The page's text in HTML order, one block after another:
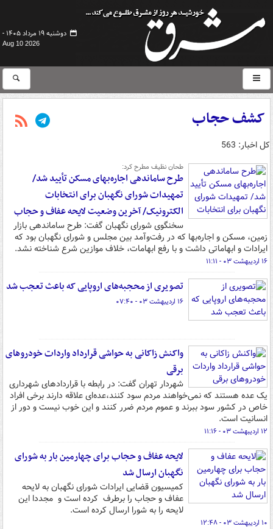
دوشنبه ۱۹ مرداد ۱۴۰۵ -
Aug 10 2026
کشف حجاب
کل اخبار: 563
طحان نظیف مطرح کرد:
طرح ساماندهی اجاره‌بهای مسکن تأیید شد/
تمهیدات شورای نگهبان برای انتخابات
الکترونیک/ آخرین وضعیت لایحه عفاف و حجاب
سخنگوی شورای نگهبان گفت: طرح ساماندهی بازار
زمین، مسکن و اجاره‌بها که در رفت‌وآمد بین مجلس و شورای نگهبان بود که
ایرادات و ابهاماتی داشت و با رفع ابهامات، خلاف موازین شرع شناخته نشد.
۱۶ اردیبهشت ۰۳ - ۱۱:۱۱
تصویری از محجبه‌های اروپایی که باعث تعجب شد
۱۶ اردیبهشت ۰۳ - ۰۷:۴۰
واکنش زاکانی به حواشی قرارداد واردات خودروهای
برقی
شهردار تهران گفت: در رابطه با قراردادهای شهرداری
یک عده هستند که نمی‌خواهند مردم سود کنند،عده‌ای علاقه دارند برخی افراد
خاص در کشور سود ببرند و عموم مردم ضرر کنند و این خوب نیست و دور از
انسانیت است.
۱۲ اردیبهشت ۰۳ - ۱۱:۱۶
لایحه عفاف و حجاب برای چهارمین بار به شورای
نگهبان ارسال شد
کمیسیون قضایی ایرادات شورای نگهبان به لایحه
عفاف و حجاب را برطرف کرده است و مجددا این
لایحه را به شورا ارسال کرده است.
۱۰ اردیبهشت ۰۳ - ۱۲:۴۸